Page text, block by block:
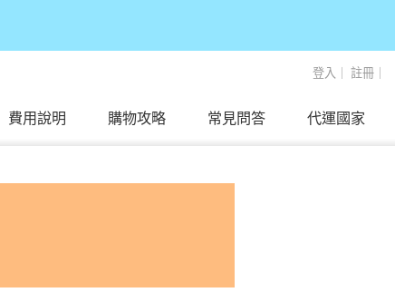
登入 註冊
代運國家
常見問答
購物攻略
費用說明